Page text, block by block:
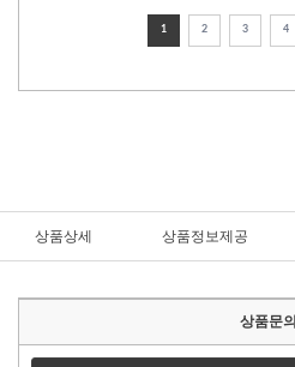
1 2 3 4
상품상세 상품정보제공
상품문의